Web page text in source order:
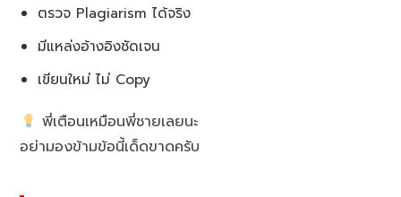
ตรวจ Plagiarism ได้จริง
มีแหล่งอ้างอิงชัดเจน
เขียนใหม่ ไม่ Copy
พี่เตือนเหมือนพี่ชายเลยนะ
อย่ามองข้ามข้อนี้เด็ดขาดครับ